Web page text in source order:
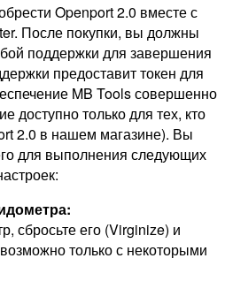
Openport 2.0 вместе с
После покупки, вы должны
поддержки для завершения
предоставит токен для
MB Tools совершенно
доступно только для тех, кто
2.0 в нашем магазине). Вы
для выполнения следующих
сбросьте его (Virginize) и
только с некоторыми